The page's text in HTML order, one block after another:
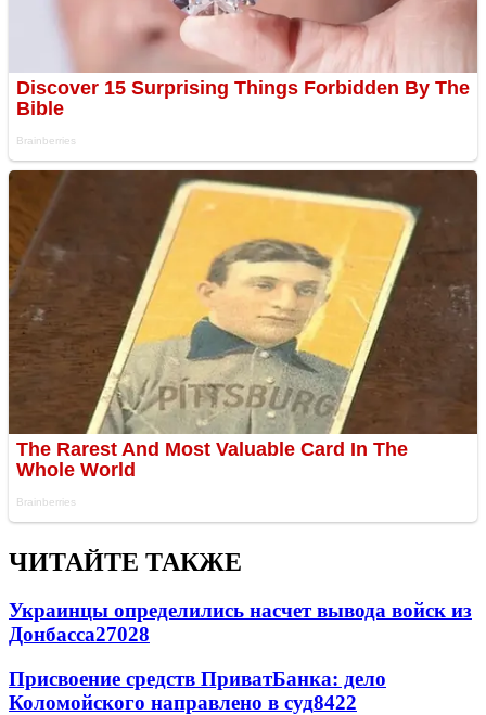
ЧИТАЙТЕ ТАКЖЕ
Украинцы определились насчет вывода войск из
Донбасса27028
Присвоение средств ПриватБанка: дело
Коломойского направлено в суд8422